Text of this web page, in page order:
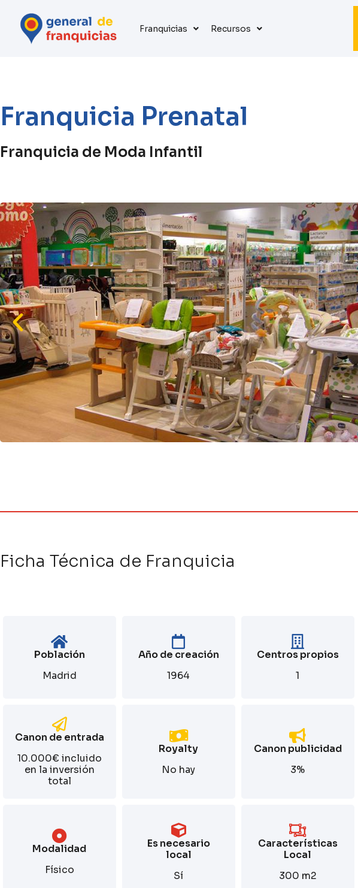
Franquicias Recursos
Franquicia Prenatal
Franquicia de Moda Infantil
Ficha Técnica de Franquicia
Población
Madrid
Año de creación
1964
Centros propios
1
Canon de entrada
10.000€ incluido
en la inversión
total
Royalty
No hay
Canon publicidad
3%
Modalidad
Físico
Es necesario
local
Sí
Características
Local
300 m2